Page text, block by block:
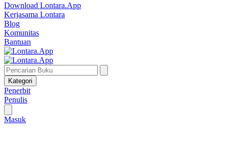
Download Lontara.App
Kerjasama Lontara
Blog
Komunitas
Bantuan
Kategori
Penerbit
Penulis
Masuk